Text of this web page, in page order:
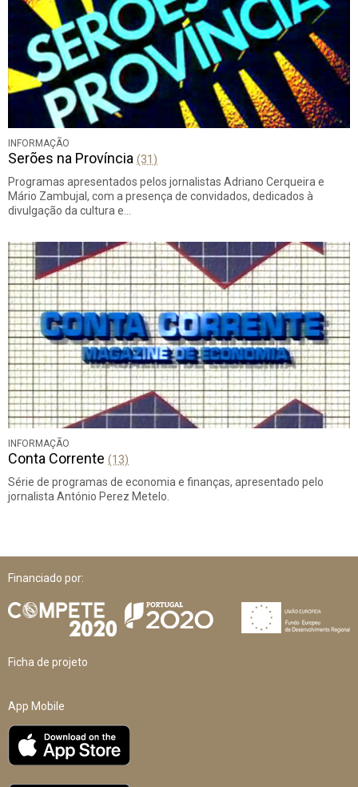
INFORMAÇÃO
Serões na Província (31)
Programas apresentados pelos jornalistas Adriano Cerqueira e
Mário Zambujal, com a presença de convidados, dedicados à
divulgação da cultura e…
INFORMAÇÃO
Conta Corrente (13)
Série de programas de economia e finanças, apresentado pelo
jornalista António Perez Metelo.
Financiado por:
Ficha de projeto
App Mobile